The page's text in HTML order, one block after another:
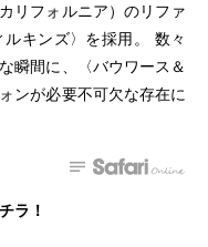
リフォルニア）のリファ
キンズ〉を採用。 数々
瞬間に、〈バウワース＆
ンが必要不可欠な存在に
ラ！